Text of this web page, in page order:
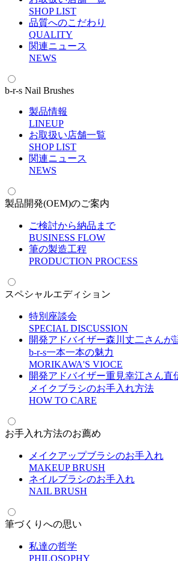
SHOP LIST
品質へのこだわり
QUALITY
関連ニュース
NEWS
b-r-s Nail Brushes
製品情報
LINEUP
お取扱い店舗一覧
SHOP LIST
関連ニュース
NEWS
製品開発(OEM)のご案内
ご検討から納品まで
BUSINESS FLOW
筆の製造工程
PRODUCTION PROCESS
スペシャルエディション
特別座談会
SPECIAL DISCUSSION
開発アドバイザー森川丈二さんが
b-r-s一本一本の魅力
MORIKAWA'S VIOCE
開発アドバイザー重見幸江さん直
メイクブラシのお手入れ方法
HOW TO CARE
お手入れ方法のお薦め
メイクアップブラシのお手入れ
MAKEUP BRUSH
ネイルブラシのお手入れ
NAIL BRUSH
筆づくりへの思い
私達の哲学
PHILOSOPHY